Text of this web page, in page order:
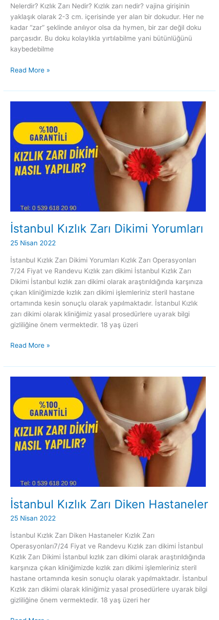
Nelerdir? Kızlık Zarı Nedir? Kızlık zarı nedir? vajina girişinin
yaklaşık olarak 2-3 cm. içerisinde yer alan bir dokudur. Her ne
kadar “zar” şeklinde anılıyor olsa da hymen, bir zar değil doku
parçasıdır. Bu doku kolaylıkla yırtılabilme yani bütünlüğünü
kaybedebilme
Read More »
İstanbul Kızlık Zarı Dikimi Yorumları
25 Nisan 2022
İstanbul Kızlık Zarı Dikimi Yorumları Kızlık Zarı Operasyonları
7/24 Fiyat ve Randevu Kızlık zarı dikimi İstanbul Kızlık Zarı
Dikimi İstanbul kızlık zarı dikimi olarak araştırıldığında karşınıza
çıkan kliniğimizde kızlık zarı dikimi işlemleriniz steril hastane
ortamında kesin sonuçlu olarak yapılmaktadır. İstanbul Kızlık
zarı dikimi olarak kliniğimiz yasal prosedürlere uyarak bilgi
gizliliğine önem vermektedir. 18 yaş üzeri
Zarı
Dikimi
Yorumları
Read More »
İstanbul Kızlık Zarı Diken Hastaneler
25 Nisan 2022
İstanbul Kızlık Zarı Diken Hastaneler Kızlık Zarı
Operasyonları7/24 Fiyat ve Randevu Kızlık zarı dikimi İstanbul
Kızlık Zarı Dikimi İstanbul kızlık zarı dikimi olarak araştırıldığında
karşınıza çıkan kliniğimizde kızlık zarı dikimi işlemleriniz steril
hastane ortamında kesin sonuçlu olarak yapılmaktadır. İstanbul
Kızlık zarı dikimi olarak kliniğimiz yasal prosedürlere uyarak bilgi
gizliliğine önem vermektedir. 18 yaş üzeri her
Zarı
Diken
Hastaneler